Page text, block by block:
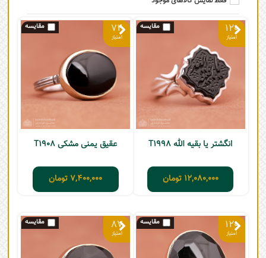
120
انگشتر یا بقیه الله T1998
12,080,000 تومان
74
عقیق یمنی مشکی T1908
7,400,000 تومان
120
87